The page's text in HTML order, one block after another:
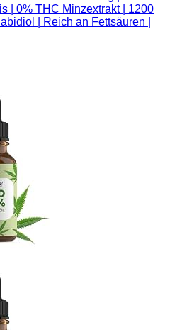
| 0% THC Minzextrakt | 1200
| Reich an Fettsäuren |